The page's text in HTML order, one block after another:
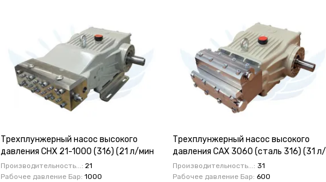
Трехплунжерный насос высокого
давления CHX 21-1000 (316) (21 л/мин
1000бар) 41 кВт
Производительность...: 21
Рабочее давление Бар: 1000
Трехплунжерный насос высокого
давления CAX 3060 (сталь 316) (31 л/
мин 600бар) 36.4 кВт
Производительность...: 31
Рабочее давление Бар: 600